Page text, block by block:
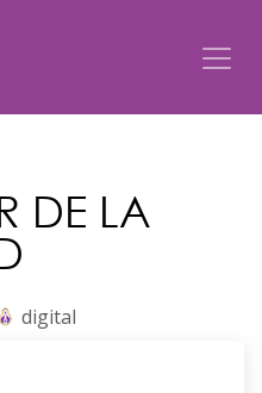
DE LA
digital